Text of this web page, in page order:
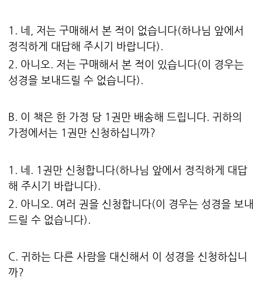
1. 네, 저는 구매해서 본 적이 없습니다(하나님 앞에서
정직하게 대답해 주시기 바랍니다).
2. 아니오. 저는 구매해서 본 적이 있습니다(이 경우는
성경을 보내드릴 수 없습니다).
B. 이 책은 한 가정 당 1권만 배송해 드립니다. 귀하의
가정에서는 1권만 신청하십니까?
1. 네. 1권만 신청합니다(하나님 앞에서 정직하게 대답
해 주시기 바랍니다).
2. 아니오. 여러 권을 신청합니다(이 경우는 성경을 보내
드릴 수 없습니다).
C. 귀하는 다른 사람을 대신해서 이 성경을 신청하십니
까?